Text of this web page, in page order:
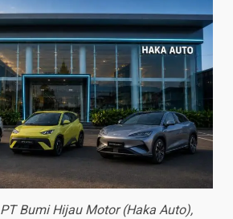
PT Bumi Hijau Motor (Haka Auto),